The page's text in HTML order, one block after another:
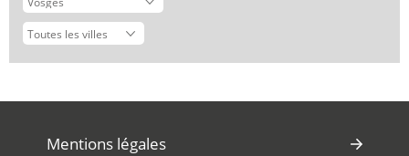
Mentions légales